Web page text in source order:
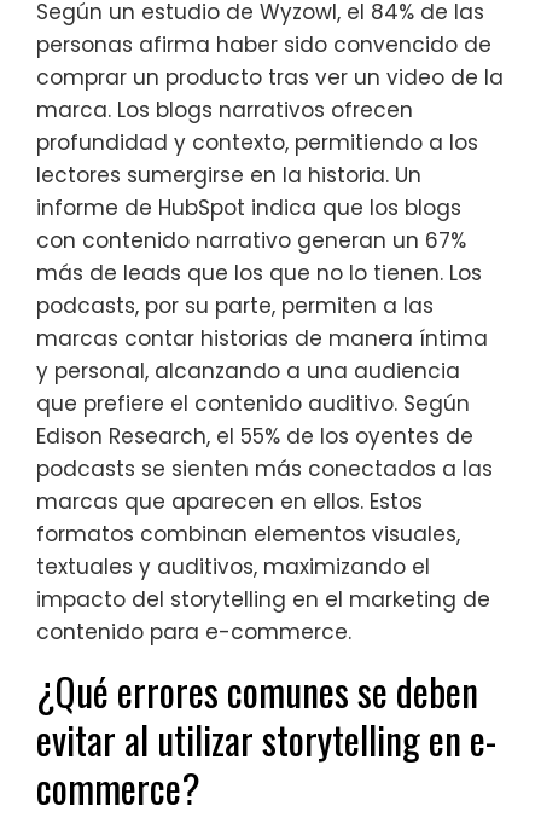
Según un estudio de Wyzowl, el 84% de las
personas afirma haber sido convencido de
comprar un producto tras ver un video de la
marca. Los blogs narrativos ofrecen
profundidad y contexto, permitiendo a los
lectores sumergirse en la historia. Un
informe de HubSpot indica que los blogs
con contenido narrativo generan un 67%
más de leads que los que no lo tienen. Los
podcasts, por su parte, permiten a las
marcas contar historias de manera íntima
y personal, alcanzando a una audiencia
que prefiere el contenido auditivo. Según
Edison Research, el 55% de los oyentes de
podcasts se sienten más conectados a las
marcas que aparecen en ellos. Estos
formatos combinan elementos visuales,
textuales y auditivos, maximizando el
impacto del storytelling en el marketing de
contenido para e-commerce.
¿Qué errores comunes se deben
evitar al utilizar storytelling en e-
commerce?